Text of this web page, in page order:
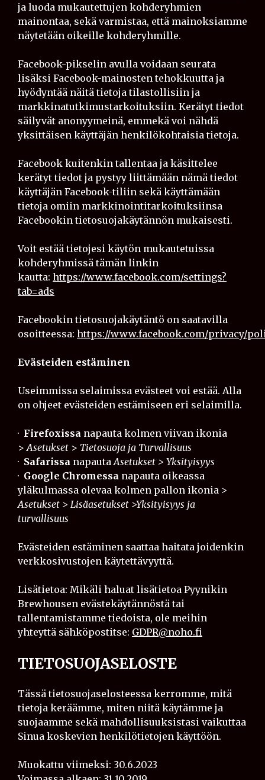
ja luoda mukautettujen kohderyhmien
mainontaa, sekä varmistaa, että mainoksiamme
näytetään oikeille kohderyhmille.
Facebook-pikselin avulla voidaan seurata
lisäksi Facebook-mainosten tehokkuutta ja
hyödyntää näitä tietoja tilastollisiin ja
markkinatutkimustarkoituksiin. Kerätyt tiedot
säilyvät anonyymeinä, emmekä voi nähdä
yksittäisen käyttäjän henkilökohtaisia tietoja.
Facebook kuitenkin tallentaa ja käsittelee
kerätyt tiedot ja pystyy liittämään nämä tiedot
käyttäjän Facebook-tiliin sekä käyttämään
tietoja omiin markkinointitarkoituksiinsa
Facebookin tietosuojakäytännön mukaisesti.
Voit estää tietojesi käytön mukautetuissa
kohderyhmissä tämän linkin
kautta: https://www.facebook.com/settings?
tab=ads
Facebookin tietosuojakäytäntö on saatavilla
osoitteessa: https://www.facebook.com/privacy/
Evästeiden estäminen
Useimmissa selaimissa evästeet voi estää. Alla
on ohjeet evästeiden estämiseen eri selaimilla.
· Firefoxissa napauta kolmen viivan ikonia
> Asetukset > Tietosuoja ja Turvallisuus
· Safarissa napauta Asetukset > Yksityisyys
· Google Chromessa napauta oikeassa
yläkulmassa olevaa kolmen pallon ikonia >
Asetukset > Lisäasetukset >Yksityisyys ja
turvallisuus
Evästeiden estäminen saattaa haitata joidenkin
verkkosivustojen käytettävyyttä.
Lisätietoa: Mikäli haluat lisätietoa Pyynikin
Brewhousen evästekäytännöstä tai
tallentamistamme tiedoista, ole meihin
yhteyttä sähköpostitse: GDPR@noho.fi
TIETOSUOJASELOSTE
Tässä tietosuojaselosteessa kerromme, mitä
tietoja keräämme, miten niitä käytämme ja
suojaamme sekä mahdollisuuksistasi vaikuttaa
Sinua koskevien henkilötietojen käyttöön.
Muokattu viimeksi: 30.6.2023